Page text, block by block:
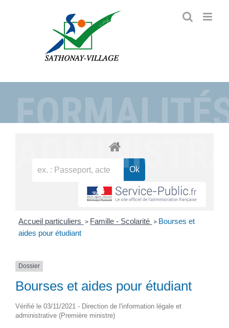
Accueil particuliers > Famille - Scolarité > Bourses et
aides pour étudiant
Dossier
Bourses et aides pour étudiant
Vérifié le 03/11/2021 - Direction de l'information légale et
administrative (Première ministre)